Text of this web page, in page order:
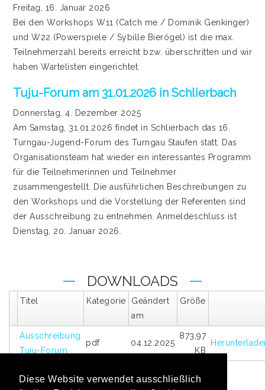
Diese Website verwendet ausschließlich
Freitag, 16. Januar 2026
Bei den Workshops W11 (Catch me / Dominik Genkinger)
und W22 (Powerspiele / Sybille Bierögel) ist die max.
Teilnehmerzahl bereits erreicht bzw. überschritten und wir
haben Wartelisten eingerichtet.
Tuju-Forum am 31.01.2026 in Schlierbach
Donnerstag, 4. Dezember 2025
Am Samstag, 31.01.2026 findet in Schlierbach das 16.
Turngau-Jugend-Forum des Turngau Staufen statt. Das
Organisationsteam hat wieder ein interessantes Programm
für die Teilnehmerinnen und Teilnehmer
zusammengestellt. Die ausführlichen Beschreibungen zu
den Workshops und die Vorstellung der Referenten sind
der Ausschreibung zu entnehmen. Anmeldeschluss ist
Dienstag, 20. Januar 2026.
DOWNLOADS
Titel Kategorie
Geändert
am
Größe
Ausschreibung
Tuju-Forum
pdf 04.12.2025
873,97
KB